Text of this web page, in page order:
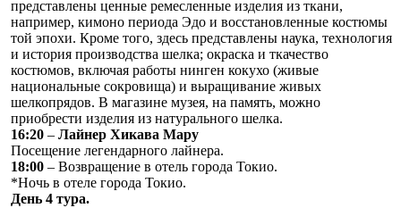
представлены ценные ремесленные изделия из ткани,
например, кимоно периода Эдо и восстановленные костюмы
той эпохи. Кроме того, здесь представлены наука, технология
и история производства шелка; окраска и ткачество
костюмов, включая работы нинген кокухо (живые
национальные сокровища) и выращивание живых
шелкопрядов. В магазине музея, на память, можно
приобрести изделия из натурального шелка.
16:20 – Лайнер Хикава Мару
Посещение легендарного лайнера.
18:00 – Возвращение в отель города Токио.
*Ночь в отеле города Токио.
День 4 тура.